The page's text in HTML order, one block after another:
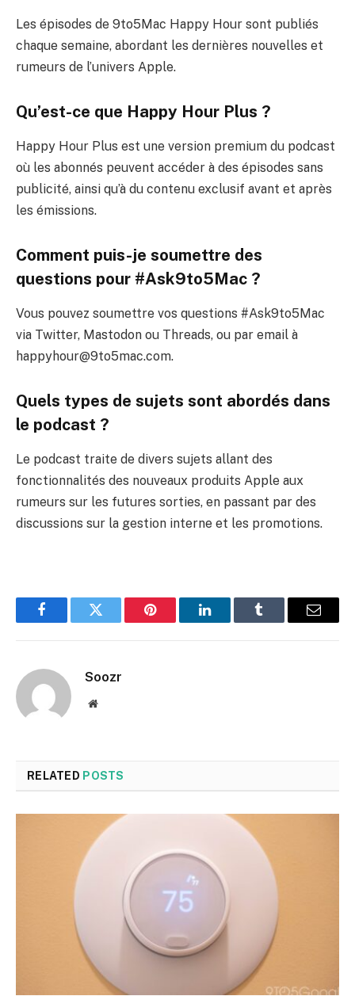
Les épisodes de 9to5Mac Happy Hour sont publiés
chaque semaine, abordant les dernières nouvelles et
rumeurs de l’univers Apple.
Qu’est-ce que Happy Hour Plus ?
Happy Hour Plus est une version premium du podcast
où les abonnés peuvent accéder à des épisodes sans
publicité, ainsi qu’à du contenu exclusif avant et après
les émissions.
Comment puis-je soumettre des
questions pour #Ask9to5Mac ?
Vous pouvez soumettre vos questions #Ask9to5Mac
via Twitter, Mastodon ou Threads, ou par email à
happyhour@9to5mac.com.
Quels types de sujets sont abordés dans
le podcast ?
Le podcast traite de divers sujets allant des
fonctionnalités des nouveaux produits Apple aux
rumeurs sur les futures sorties, en passant par des
discussions sur la gestion interne et les promotions.
FacebookTwitter Pinterest LinkedInTumblr Email
Soozr
Website
RELATED POSTS